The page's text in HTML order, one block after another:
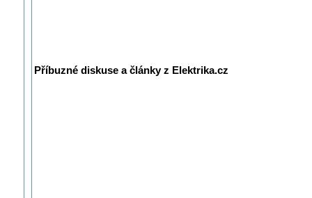
Příbuzné diskuse a články z Elektrika.cz